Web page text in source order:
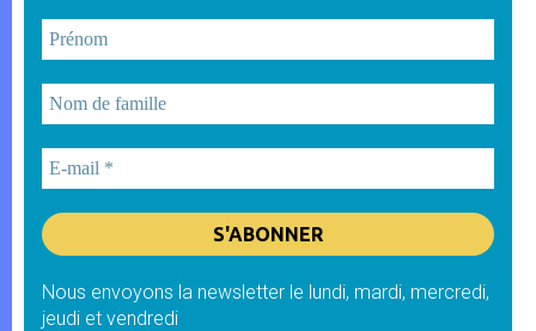
Nous envoyons la newsletter le lundi, mardi, mercredi,
jeudi et vendredi